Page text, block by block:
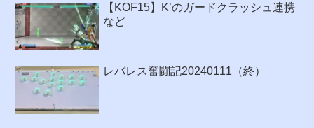
【KOF15】K’のガードクラッシュ連携
など
レバレス奮闘記20240111（終）